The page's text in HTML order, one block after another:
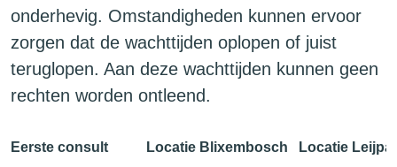
onderhevig. Omstandigheden kunnen ervoor
zorgen dat de wachttijden oplopen of juist
teruglopen. Aan deze wachttijden kunnen geen
rechten worden ontleend.
Eerste consult Locatie Blixembosch Locatie